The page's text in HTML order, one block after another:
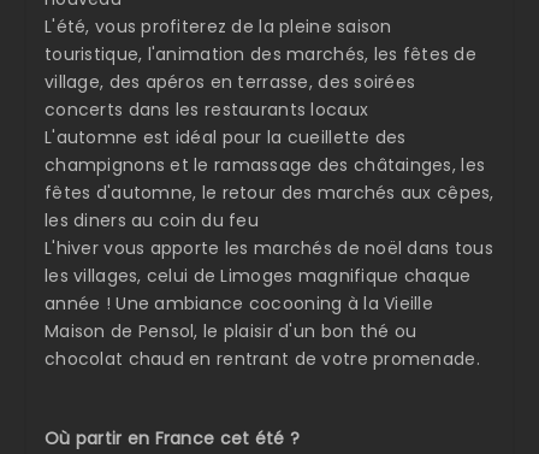
L'été, vous profiterez de la pleine saison
touristique, l'animation des marchés, les fêtes de
village, des apéros en terrasse, des soirées
concerts dans les restaurants locaux
L'automne est idéal pour la cueillette des
champignons et le ramassage des châtainges, les
fêtes d'automne, le retour des marchés aux cêpes,
les diners au coin du feu
L'hiver vous apporte les marchés de noël dans tous
les villages, celui de Limoges magnifique chaque
année ! Une ambiance cocooning à la Vieille
Maison de Pensol, le plaisir d'un bon thé ou
chocolat chaud en rentrant de votre promenade.
Où partir en France cet été ?